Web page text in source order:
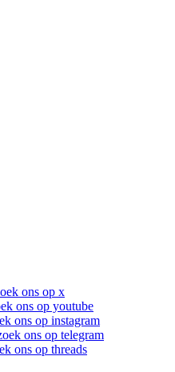
ons op x
ons op youtube
ons op instagram
ons op telegram
ons op threads